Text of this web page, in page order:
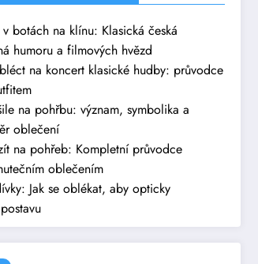
botách na klínu: Klasická česká
humoru a filmových hvězd
na koncert klasické hudby: průvodce
na pohřbu: význam, symbolika a
oblečení
na pohřeb: Kompletní průvodce
oblečením
Jak se oblékat, aby opticky